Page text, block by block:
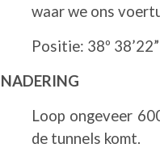
waar we ons
Positie: 38º
NADERING
Loop ongeveer
de tunnels komt.